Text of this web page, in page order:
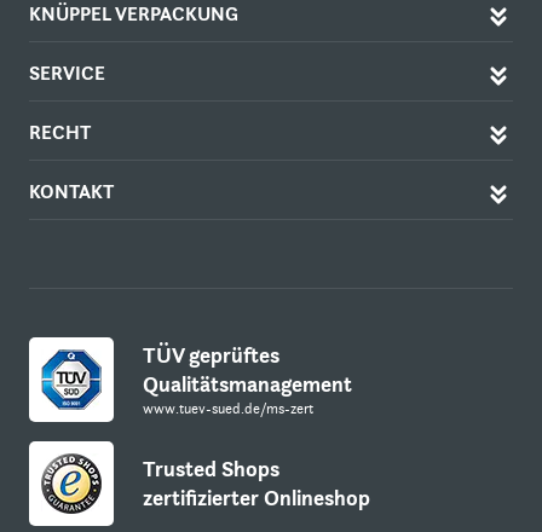
KNÜPPEL VERPACKUNG
SERVICE
RECHT
KONTAKT
TÜV geprüftes
Qualitätsmanagement
www.tuev-sued.de/ms-zert
Trusted Shops
zertifizierter Onlineshop